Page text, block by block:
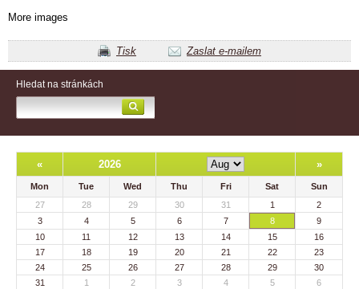
More images
Tisk Zaslat e-mailem
Hledat na stránkách
« 2026 »
Mon Tue Wed Thu Fri Sat
Sun
27
28 29 30 31 1
2
3
4 5 6 7 8
9
10
11 12 13 14 15
16
17
18 19 20 21 22
23
24
25 26 27 28 29
30
31
1 2 3 4 5 6